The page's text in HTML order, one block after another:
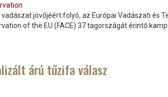
jövőjéért folyó, az Európai Vadászati és
of the EU (FACE) 37 tagországát érintő
árú tűzifa válasz